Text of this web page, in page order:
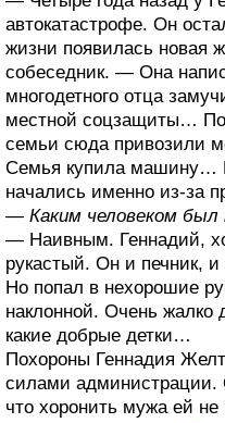
автокатастрофе. Он
жизни появилась новая
собеседник. — Она
многодетного отца
местной соцзащиты…
семьи сюда привозили
Семья купила машину…
начались именно из-за
— Каким человеком был
— Наивным. Геннадий,
рукастый. Он и печник, и
Но попал в нехорошие
наклонной. Очень жалко
какие добрые детки…
Похороны Геннадия
силами администрации.
что хоронить мужа ей не